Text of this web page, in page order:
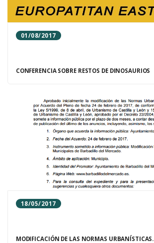
01/08/2017
CONFERENCIA SOBRE RESTOS DE DINOSAURIOS
18/05/2017
MODIFICACIÓN DE LAS NORMAS URBANÍSTICAS.